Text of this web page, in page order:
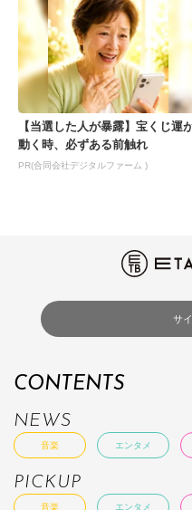
【当選した人が暴露】宝くじ運
動く時、必ずある前触れ
PR(合同会社デジタルファーム )
サ
CONTENTS
NEWS
音楽 エンタメ
PICKUP
音楽 エンタメ